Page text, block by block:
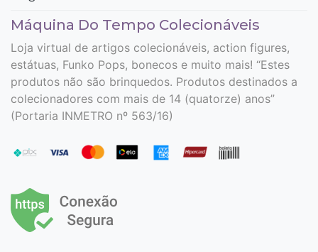
Máquina Do Tempo Colecionáveis
Loja virtual de artigos colecionáveis, action figures,
estátuas, Funko Pops, bonecos e muito mais! “Estes
produtos não são brinquedos. Produtos destinados a
colecionadores com mais de 14 (quatorze) anos”
(Portaria INMETRO nº 563/16)